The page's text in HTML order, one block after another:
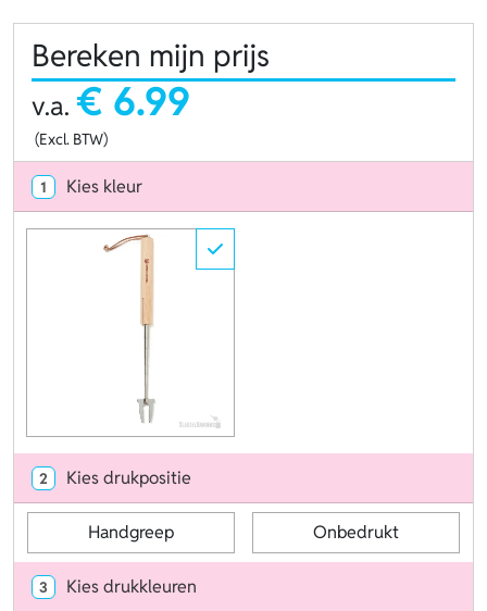
Bereken mijn prijs
v.a. € 6.99
(Excl. BTW)
1 Kies kleur
2 Kies drukpositie
Handgreep Onbedrukt
3 Kies drukkleuren